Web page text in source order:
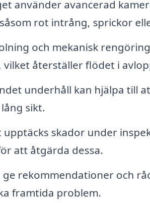
använder avancerad
rot intrång, sprickor
och mekanisk
återställer flödet i
underhåll kan hjälpa till
sikt.
upptäcks skador under
att åtgärda dessa.
ge rekommendationer och
framtida problem.